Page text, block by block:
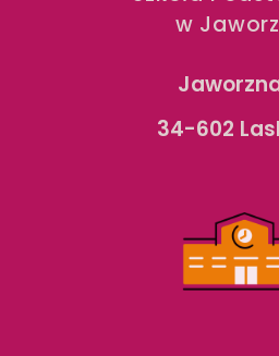
w
Jaworzna
34-602